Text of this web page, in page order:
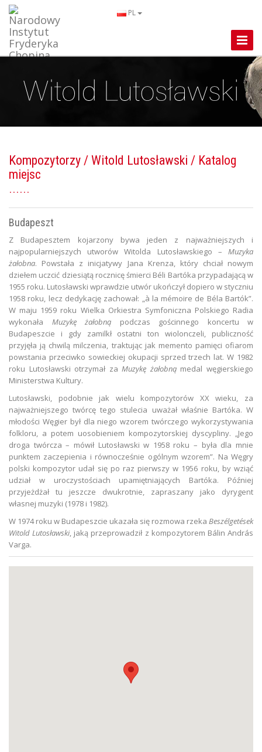
PL
Toggle
Kompozytorzy / Witold Lutosławski / Katalog
miejsc
Budapeszt
Z Budapesztem kojarzony bywa jeden z najważniejszych i
najpopularniejszych utworów Witolda Lutosławskiego – Muzyka
żałobna. Powstała z inicjatywy Jana Krenza, który chciał nowym
dziełem uczcić dziesiątą rocznicę śmierci Béli Bartóka przypadającą w
1955 roku. Lutosławski wprawdzie utwór ukończył dopiero w styczniu
1958 roku, lecz dedykację zachował: „à la mémoire de Béla Bartók”.
W maju 1959 roku Wielka Orkiestra Symfoniczna Polskiego Radia
wykonała Muzykę żałobną podczas gościnnego koncertu w
Budapeszcie i gdy zamilkł ostatni ton wiolonczeli, publiczność
przyjęła ją chwilą milczenia, traktując jak memento pamięci ofiarom
powstania przeciwko sowieckiej okupacji sprzed trzech lat. W 1982
roku Lutosławski otrzymał zaMuzykę żałobnąmedal węgierskiego
Ministerstwa Kultury.
Lutosławski, podobnie jak wielu kompozytorów XX wieku, za
najważniejszego twórcę tego stulecia uważał właśnie Bartóka. W
młodości Węgier był dla niego wzorem twórczego wykorzystywania
folkloru, a potem uosobieniem kompozytorskiej dyscypliny. „Jego
droga twórcza – mówił Lutosławski w 1958 roku – była dla mnie
punktem zaczepienia i równocześnie ogólnym wzorem”. Na Węgry
polski kompozytor udał się po raz pierwszy w 1956 roku, by wziąć
udział w uroczystościach upamiętniających Bartóka. Później
przyjeżdżał tu jeszcze dwukrotnie, zapraszany jako dyrygent
własnej muzyki (1978 i 1982).
W 1974 roku w Budapeszcie ukazała się rozmowa rzeka Beszélgetések
Witold Lutosławski, jaką przeprowadził z kompozytorem Bálin András
Varga.